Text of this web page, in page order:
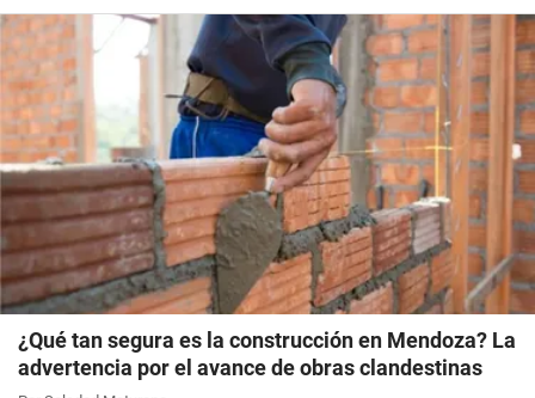
¿Qué tan segura es la construcción en Mendoza? La
advertencia por el avance de obras clandestinas